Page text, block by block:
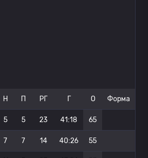
Н П РГ Г О Форма
5 5 23 41:18 65
7 7 14 40:26 55